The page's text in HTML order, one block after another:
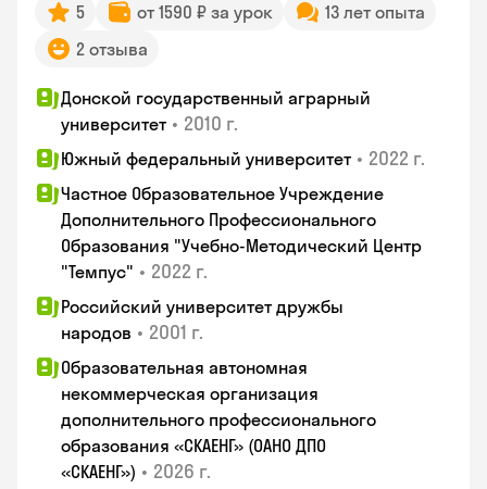
5 от 1590 ₽ за урок
13 лет опыта
2 отзыва
Донской государственный аграрный
университет • 2010 г.
Южный федеральный университет • 2022 г.
Частное Образовательное Учреждение
Дополнительного Профессионального
Образования "Учебно-Методический Центр
"Темпус" • 2022 г.
Российский университет дружбы
народов • 2001 г.
Образовательная автономная
некоммерческая организация
дополнительного профессионального
образования «СКАЕНГ» (ОАНО ДПО
«СКАЕНГ») • 2026 г.